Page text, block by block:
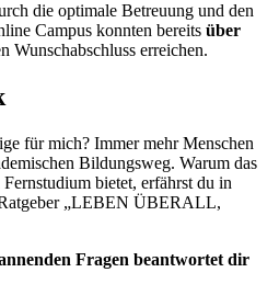
die optimale Betreuung und den
Campus konnten bereits über
Wunschabschluss erreichen.
für mich? Immer mehr Menschen
Bildungsweg. Warum das
bietet, erfährst du in
„LEBEN ÜBERALL,
Fragen beantwortet dir